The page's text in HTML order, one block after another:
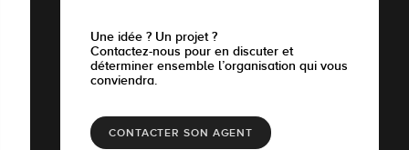
Une idée ? Un projet ?
Contactez-nous pour en discuter et
déterminer ensemble l’organisation qui vous
conviendra.
CONTACTER SON AGENT